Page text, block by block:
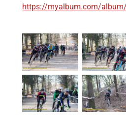
https://myalbum.com/